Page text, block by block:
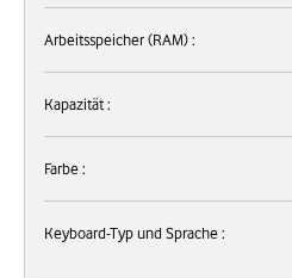
Arbeitsspeicher (RAM) :
Kapazität :
Farbe :
Keyboard-Typ und Sprache :